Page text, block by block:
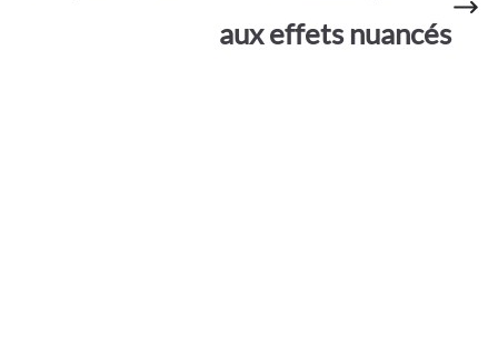
aux effets nuancés